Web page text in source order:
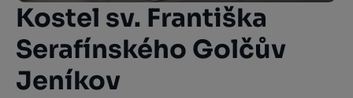
Kostel sv. Františka
Serafínského Golčův
Jeníkov